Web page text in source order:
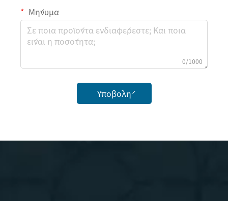
Μήνυμα
0/1000
Υποβολή